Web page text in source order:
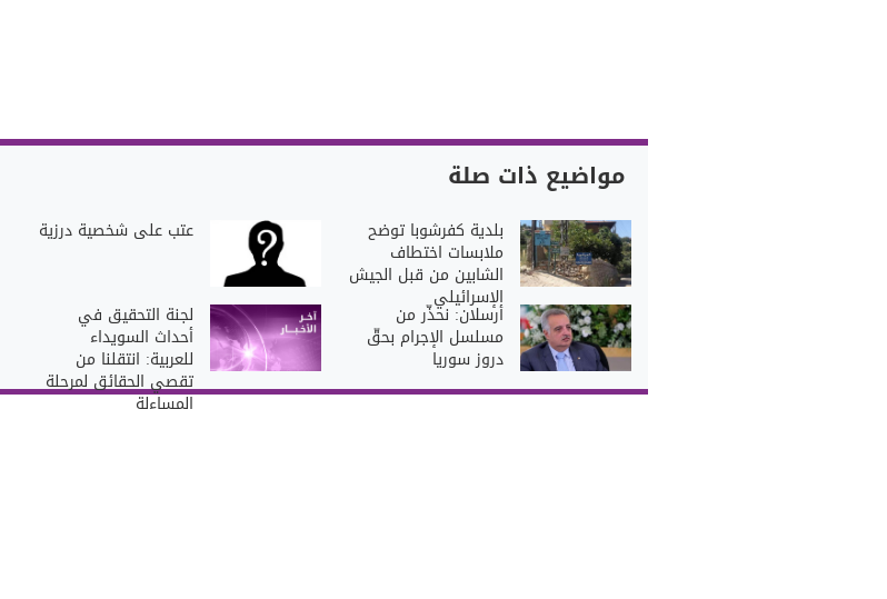
مواضيع ذات صلة
بلدية كفرشوبا توضح
ملابسات اختطاف
الشابين من قبل الجيش
الإسرائيلي
عتب على شخصية درزية
أرسلان: نحذّر من
مسلسل الإجرام بحقّ
دروز سوريا
لجنة التحقيق في
أحداث السويداء
للعربية: انتقلنا من
تقصي الحقائق لمرحلة
المساءلة